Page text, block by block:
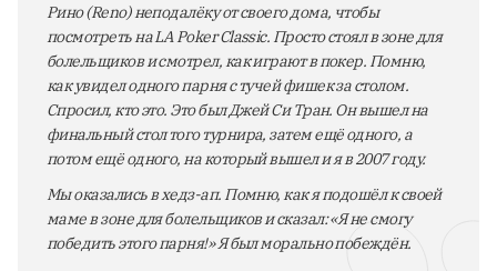
Рино (Reno) неподалёку от своего дома, чтобы
посмотреть на LA Poker Classic. Просто стоял в зоне для
болельщиков и смотрел, как играют в покер. Помню,
как увидел одного парня с тучей фишек за столом.
Спросил, кто это. Это был Джей Си Тран. Он вышел на
финальный стол того турнира, затем ещё одного, а
потом ещё одного, на который вышел и я в 2007 году.
Мы оказались в хедз-ап. Помню, как я подошёл к своей
маме в зоне для болельщиков и сказал: «Я не смогу
победить этого парня!» Я был морально побеждён.